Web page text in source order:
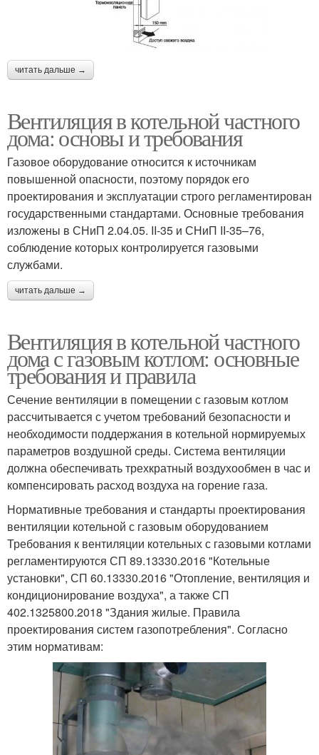
читать дальше →
Вентиляция в котельной частного
дома: основы и требования
Газовое оборудование относится к источникам
повышенной опасности, поэтому порядок его
проектирования и эксплуатации строго регламентирован
государственными стандартами. Основные требования
изложены в СНиП 2.04.05. II-35 и СНиП II-35–76,
соблюдение которых контролируется газовыми
службами.
читать дальше →
Вентиляция в котельной частного
дома с газовым котлом: основные
требования и правила
Сечение вентиляции в помещении с газовым котлом
рассчитывается с учетом требований безопасности и
необходимости поддержания в котельной нормируемых
параметров воздушной среды. Система вентиляции
должна обеспечивать трехкратный воздухообмен в час и
компенсировать расход воздуха на горение газа.
Нормативные требования и стандарты проектирования
вентиляции котельной с газовым оборудованием
Требования к вентиляции котельных с газовыми котлами
регламентируются СП 89.13330.2016 "Котельные
установки", СП 60.13330.2016 "Отопление, вентиляция и
кондиционирование воздуха", а также СП
402.1325800.2018 "Здания жилые. Правила
проектирования систем газопотребления". Согласно
этим нормативам: